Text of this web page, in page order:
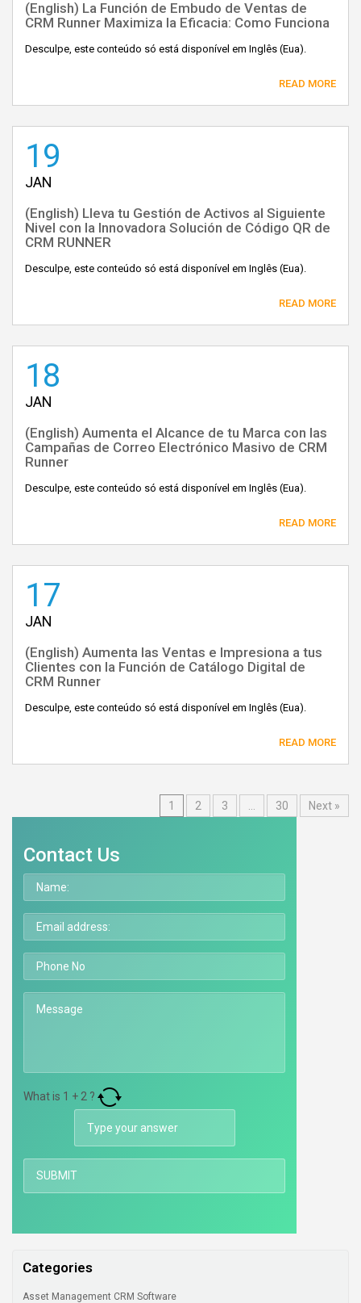
(English) La Función de Embudo de Ventas de
CRM Runner Maximiza la Eficacia: Como Funciona
Desculpe, este conteúdo só está disponível em Inglês (Eua).
READ MORE
19
JAN
(English) Lleva tu Gestión de Activos al Siguiente
Nivel con la Innovadora Solución de Código QR de
CRM RUNNER
Desculpe, este conteúdo só está disponível em Inglês (Eua).
READ MORE
18
JAN
(English) Aumenta el Alcance de tu Marca con las
Campañas de Correo Electrónico Masivo de CRM
Runner
Desculpe, este conteúdo só está disponível em Inglês (Eua).
READ MORE
17
JAN
(English) Aumenta las Ventas e Impresiona a tus
Clientes con la Función de Catálogo Digital de
CRM Runner
Desculpe, este conteúdo só está disponível em Inglês (Eua).
READ MORE
1 2 3 30 Next »
Contact Us
What is 1 + 2 ?
Categories
Asset Management CRM Software